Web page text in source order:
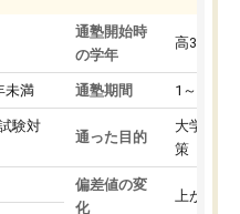
未満
験対
通塾開始時
の学年
高3
通塾期間 1～3ヵ月
通った目的
大学入学
策
偏差値の変
化
上がった